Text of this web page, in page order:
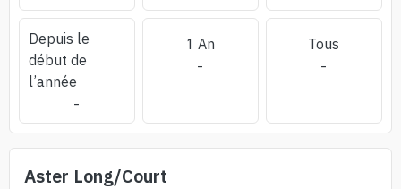
Depuis le
début de
l’année
-
1 An
-
Tous
-
Aster Long/Court